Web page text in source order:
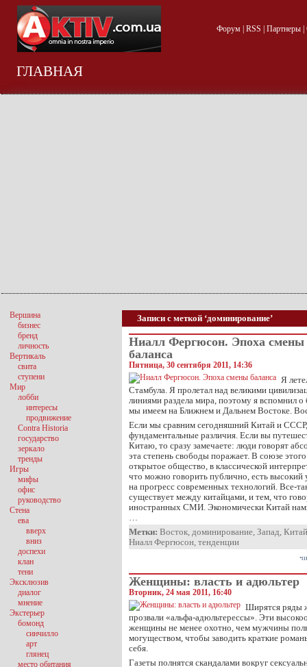
Форум| RSS Партнеры|
ГЛАВНАЯ
Записи с меткой ‘доминирование’
Ниалл Фергюсон. Эпоха смены
баланса
Пятница, 30 сентября 2011, 14:36
Я
Стамбула. Я пролетал над великими
линиями раздела мира, поэтому я вспомнил
мы имеем на Ближнем и Дальнем Востоке.
Если мы сравним сегодняшний Китай и
фундаментальные различия. Если вы
Китаю, то сразу замечаете: люди говорят
эта степень свободы поражает. В союзе
открытое общество, в классической
что можно говорить публично, есть высокий
на прогресс современных технологий. Все-
существует между китайцами, и тем, что
иностранных СМИ. Экономически Китай
…
Метки: Восток, доминирование, Запад, Китай
Ниалл Фергюсон, тенденции
Женщины: власть и адюльтер
Вторник, 24 мая 2011, 16:40
Ширятся ряды
прозвали «альфа-адюльтерессы». Эти
женщины не менее охотно, чем мужчины
могуществом, чтобы заводить краткие
себя.
Газеты полнятся скандалами вокруг
Вершина
бизнес
бренд
личность
Вертикаль
свита
ступени
Мир
лобби
интересы
продвижение
Contra Historia
государство
зеркало
тренды
Игры
мифы
офис
руководство
Стена
ева
вверх
вниз
доспехи
клан
тени
Эксклюзив
диалог
мнение
Экстерьер
бомонд
синчилло
арт
глянец
место обитания